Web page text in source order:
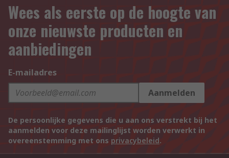
Wees als eerste op de hoogte van
onze nieuwste producten en
aanbiedingen
E-mailadres
Aanmelden
De persoonlijke gegevens die u aan ons verstrekt bij het
aanmelden voor deze mailinglijst worden verwerkt in
overeenstemming met ons privacybeleid.